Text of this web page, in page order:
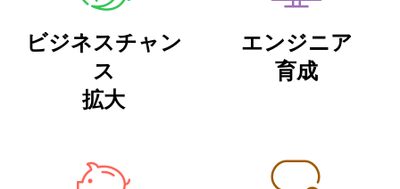
ビジネスチャン
ス
拡大
エンジニア
育成